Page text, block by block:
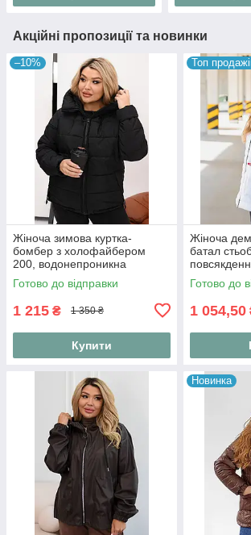
Акційні пропозиції та новинки
–10%
Жіноча зимова куртка-
бомбер з холофайбером
200, водонепроникна
плащівка 52-54
Готово до відправки
1 215 ₴ 1 350 ₴
Купити
Топ
Жіноча
батал
довжиною
"Print Line",
Готово до
1 054,50
Новинка